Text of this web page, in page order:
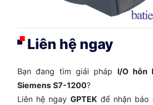
Liên hệ ngay
Bạn đang tìm giải pháp I/O hỗn
Siemens S7-1200?
Liên hệ ngay GPTEK để nhận